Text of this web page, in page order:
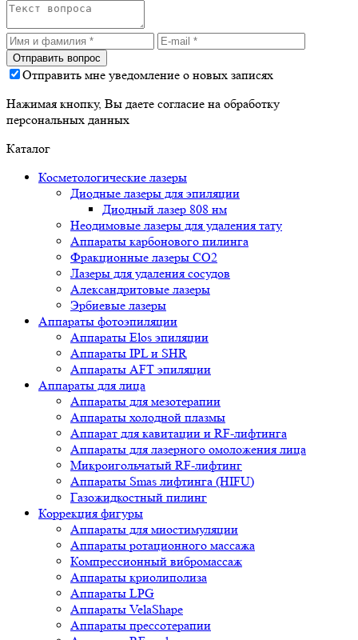
Отправить мне уведомление о новых записях
Нажимая кнопку, Вы даете согласие на обработку
персональных данных
Каталог
Косметологические лазеры
Диодные лазеры для эпиляции
Диодный лазер 808 нм
Неодимовые лазеры для удаления тату
Аппараты карбонового пилинга
Фракционные лазеры CO2
Лазеры для удаления сосудов
Александритовые лазеры
Эрбиевые лазеры
Аппараты фотоэпиляции
Аппараты Elos эпиляции
Аппараты IPL и SHR
Аппараты AFT эпиляции
Аппараты для лица
Аппараты для мезотерапии
Аппараты холодной плазмы
Аппарат для кавитации и RF-лифтинга
Аппараты для лазерного омоложения лица
Микроигольчатый RF-лифтинг
Аппараты Smas лифтинга (HIFU)
Газожидкостный пилинг
Коррекция фигуры
Аппараты для миостимуляции
Аппараты ротационного массажа
Компрессионный вибромассаж
Аппараты криолиполиза
Аппараты LPG
Аппараты VelaShape
Аппараты прессотерапии